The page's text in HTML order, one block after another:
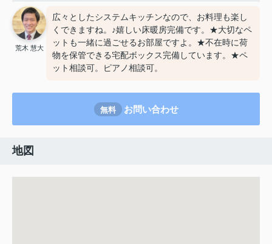
荒木 慧大
広々としたシステムキッチンなので、お料理も楽し
くできますね。♪嬉しい床暖房完備です。★大切なペ
ットも一緒に過ごせるお部屋ですよ。★不在時に荷
物を保管できる宅配ボックス完備しています。★ペ
ット相談可。ピアノ相談可。
無料 お問い合わせ
地図